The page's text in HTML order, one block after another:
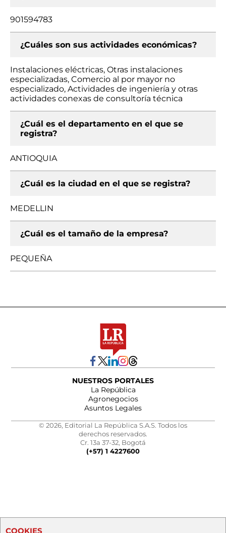
901594783
¿Cuáles son sus actividades económicas?
Instalaciones eléctricas, Otras instalaciones
especializadas, Comercio al por mayor no
especializado, Actividades de ingeniería y otras
actividades conexas de consultoría técnica
¿Cuál es el departamento en el que se
registra?
ANTIOQUIA
¿Cuál es la ciudad en el que se registra?
MEDELLIN
¿Cuál es el tamaño de la empresa?
PEQUEÑA
NUESTROS PORTALES
La República
Agronegocios
Asuntos Legales
© 2026, Editorial La República S.A.S. Todos los
derechos reservados.
Cr. 13a 37-32, Bogotá
(+57) 1 4227600
COOKIES